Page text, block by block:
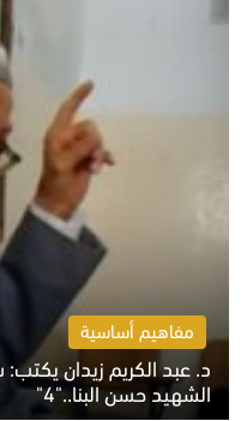
مفاهيم أساسية
د. عبد الكريم زيدان
الشهيد حسن البنا.."4"